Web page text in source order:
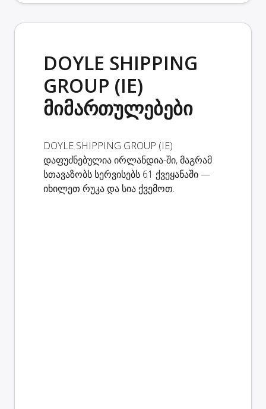
DOYLE SHIPPING
GROUP (IE)
მიმართულებები
DOYLE SHIPPING GROUP (IE)
დაფუძნებულია ირლანდია-ში, მაგრამ
სთავაზობს სერვისებს 61 ქვეყანაში —
იხილეთ რუკა და სია ქვემოთ.